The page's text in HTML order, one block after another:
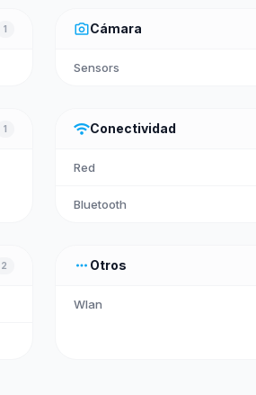
1 photo_cameraCámara
Sensors
1 wifiConectividad
Red
Bluetooth
2 more_horiz Otros
Wlan